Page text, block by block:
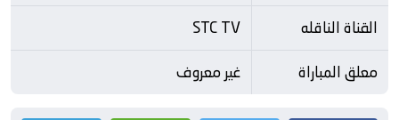
القناة الناقله
STC TV
معلق المباراة
غير معروف